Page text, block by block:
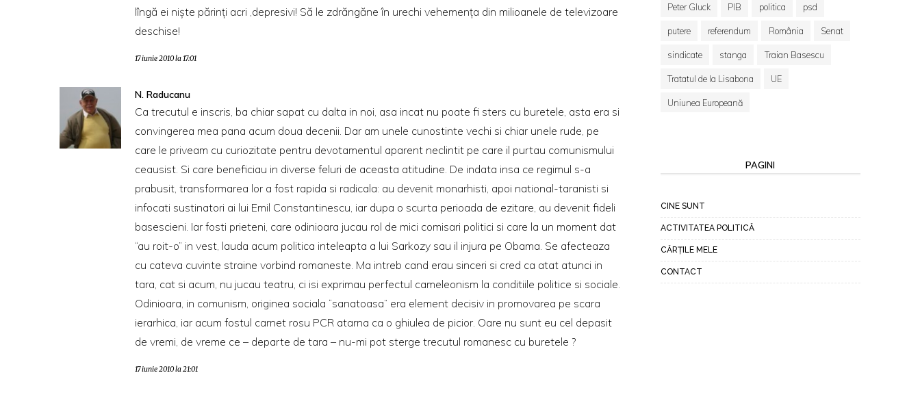
lîngă ei nişte părinţi acri ,depresivi! Să le zdrăngăne în urechi vehemenţa din milioanele de televizoare
deschise!
17 iunie 2010 la 17:01
N. Raducanu
Ca trecutul e inscris, ba chiar sapat cu dalta in noi, asa incat nu poate fi sters cu buretele, asta era si
convingerea mea pana acum doua decenii. Dar am unele cunostinte vechi si chiar unele rude, pe
care le priveam cu curiozitate pentru devotamentul aparent neclintit pe care il purtau comunismului
ceausist. Si care beneficiau in diverse feluri de aceasta atitudine. De indata insa ce regimul s-a
prabusit, transformarea lor a fost rapida si radicala: au devenit monarhisti, apoi national-taranisti si
infocati sustinatori ai lui Emil Constantinescu, iar dupa o scurta perioada de ezitare, au devenit fideli
basescieni. Iar fosti prieteni, care odinioara jucau rol de mici comisari politici si care la un moment dat
“au roit-o” in vest, lauda acum politica inteleapta a lui Sarkozy sau il injura pe Obama. Se afecteaza
cu cateva cuvinte straine vorbind romaneste. Ma intreb cand erau sinceri si cred ca atat atunci in
tara, cat si acum, nu jucau teatru, ci isi exprimau perfectul cameleonism la conditiile politice si sociale.
Odinioara, in comunism, originea sociala “sanatoasa” era element decisiv in promovarea pe scara
ierarhica, iar acum fostul carnet rosu PCR atarna ca o ghiulea de picior. Oare nu sunt eu cel depasit
de vremi, de vreme ce – departe de tara – nu-mi pot sterge trecutul romanesc cu buretele ?
17 iunie 2010 la 21:01
Peter Gluck PIB politica psd
putere referendum România Senat
sindicate stanga Traian Basescu
Tratatul de la Lisabona UE
Uniunea Europeană
PAGINI
CINE SUNT
ACTIVITATEA POLITICĂ
CĂRȚILE MELE
CONTACT